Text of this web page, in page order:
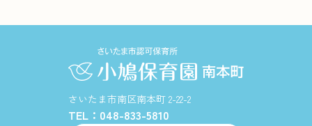
さいたま市南区南本町 2-22-2
TEL：048-833-5810